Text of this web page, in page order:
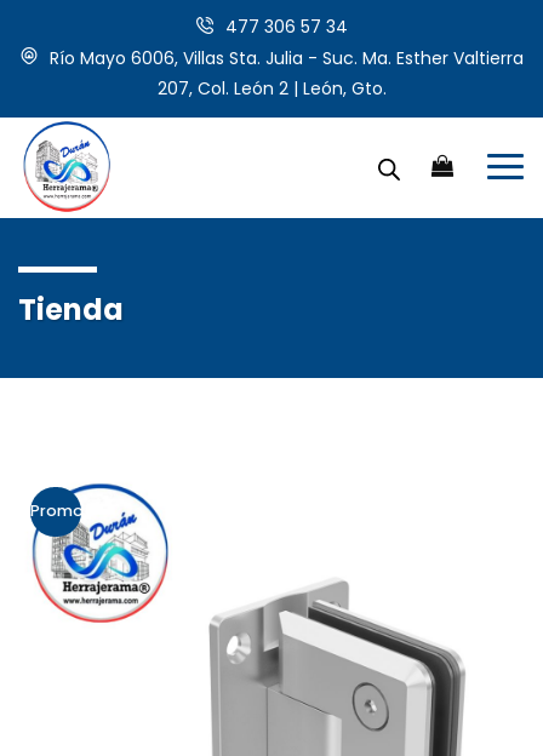
477 306 57 34
Río Mayo 6006, Villas Sta. Julia - Suc. Ma. Esther Valtierra
207, Col. León 2 | León, Gto.
Tienda
Promo!